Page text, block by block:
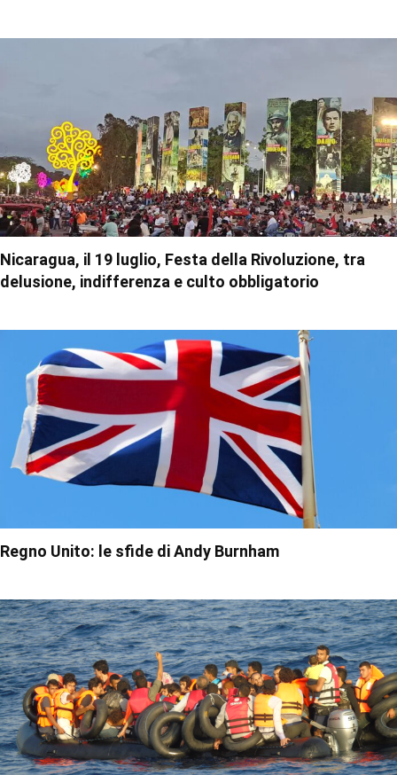
Nicaragua, il 19 luglio, Festa della Rivoluzione, tra
delusione, indifferenza e culto obbligatorio
Regno Unito: le sfide di Andy Burnham